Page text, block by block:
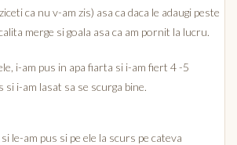
ca nu v-am zis) asa ca daca le adaugi peste
merge si goala asa ca am pornit la lucru.
i-am pus in apa fiarta si i-am fiert 4 -5
si i-am lasat sa se scurga bine.
le-am pus si pe ele la scurs pe cateva